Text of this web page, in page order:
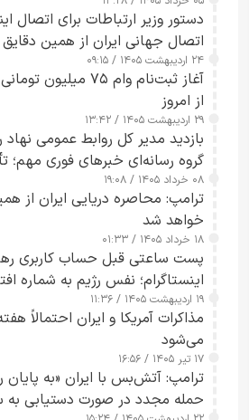
دستور وزیر ارتباطات برای اتصال
اتصال جهانی ایران از همین
کامل مردم تا ۲۴ ساعت آینده
۲۴ اردیبهشت ۱۴۰۵ / ۰۹:۱۵
آغاز ثبت‌نام وام ۷۵
از امروز
۲۹ اردیبهشت ۱۴۰۵ / ۱۳:۴۲
بازدید مدیر کل روابط عمومی
گروه رسانه‌ای خبرهای فوری مهم؛
رسانه‌های هوشمند و مسئول در
۰۸ خرداد ۱۴۰۵ / ۱۹:۰۸
ترامپ: محاصره دریایی ایران از
خواهد شد
۱۸ خرداد ۱۴۰۵ / ۰۱:۳۳
پست ساعتی قبل حساب کاربری
اینستاگرام؛ نفس رژیم به شماره
۱۹ اردیبهشت ۱۴۰۵ / ۱۱:۳۶
مذاکرات آمریکا و ایران احتمالاً
می‌شود
۱۷ تیر ۱۴۰۵ / ۱۶:۵۶
ترامپ: آتش‌بس با ایران «به
حمله مجدد در صورت دستیابی به